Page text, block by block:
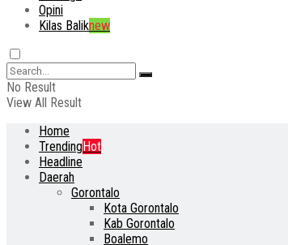
Opini
Kilas Baliknew
No Result
View All Result
Home
TrendingHot
Headline
Daerah
Gorontalo
Kota Gorontalo
Kab Gorontalo
Boalemo